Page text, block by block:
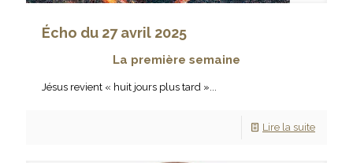
Écho du 27 avril 2025
La première semaine
Jésus revient « huit jours plus tard »...
Lire la suite